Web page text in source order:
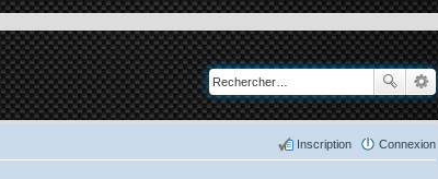
Connexion
Inscription